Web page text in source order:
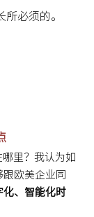
必须的。
里？我认为如
欧美企业同
化、智能化时